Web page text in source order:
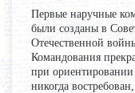
Первые наручные
были созданы в
Отечественной
Командования
при
никогда